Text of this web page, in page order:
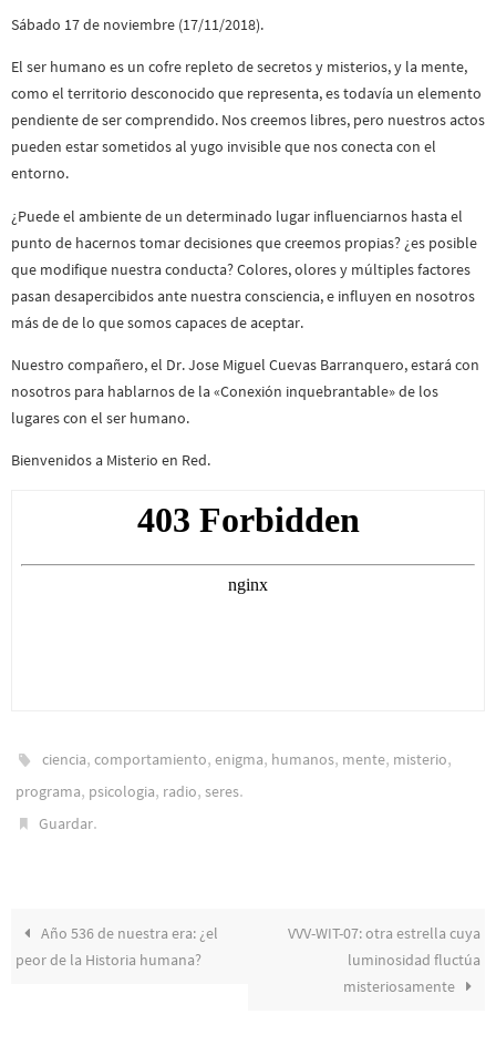
Sábado 17 de noviembre (17/11/2018).
El ser humano es un cofre repleto de secretos y misterios, y la mente,
como el territorio desconocido que representa, es todavía un elemento
pendiente de ser comprendido. Nos creemos libres, pero nuestros actos
pueden estar sometidos al yugo invisible que nos conecta con el
entorno.
¿Puede el ambiente de un determinado lugar influenciarnos hasta el
punto de hacernos tomar decisiones que creemos propias? ¿es posible
que modifique nuestra conducta? Colores, olores y múltiples factores
pasan desapercibidos ante nuestra consciencia, e influyen en nosotros
más de de lo que somos capaces de aceptar.
Nuestro compañero, el Dr. Jose Miguel Cuevas Barranquero, estará con
nosotros para hablarnos de la «Conexión inquebrantable» de los
lugares con el ser humano.
Bienvenidos a Misterio en Red.
ciencia,comportamiento,enigma, humanos, mente, misterio,
programa, psicologia, radio, seres.
Guardar.
Año 536 de nuestra era: ¿el
peor de la Historia humana?
VVV-WIT-07: otra estrella cuya
luminosidad fluctúa
misteriosamente